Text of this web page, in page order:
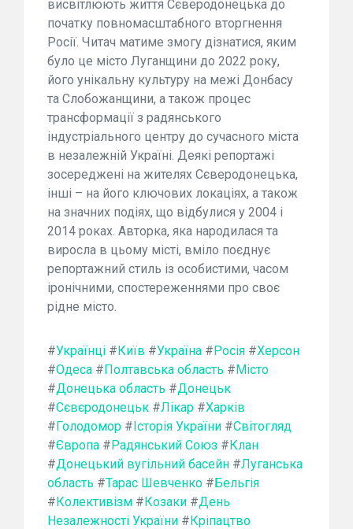
висвітлюють життя Сєверодонецька до
початку повномасштабного вторгнення
Росії. Читач матиме змогу дізнатися, яким
було це місто Луганщини до 2022 року,
його унікальну культуру на межі Донбасу
та Слобожанщини, а також процес
трансформації з радянського
індустріального центру до сучасного міста
в незалежній Україні. Деякі репортажі
зосереджені на жителях Сєверодонецька,
інші – на його ключових локаціях, а також
на значних подіях, що відбулися у 2004 і
2014 роках. Авторка, яка народилася та
виросла в цьому місті, вміло поєднує
репортажний стиль із особистими, часом
іронічними, спостереженнями про своє
рідне місто.
#Українці #Київ #Україна #Росія #Херсон
#Одеса #Полтавська область #Місто
#Донецька область #Донецьк
#Сєвєродонецьк #Лікар #Харків
#Голодомор #Історія України #Світогляд
#Європа #Радянський Союз #Клан
#Донецький вугільний басейн #Луганська
область #Тарас Шевченко #Бельгія
#Колективізм #Козаки #День
Незалежності України #Кріпацтво